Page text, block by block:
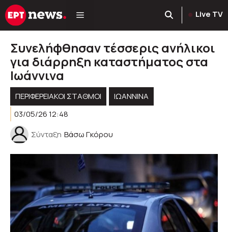
Μετάβαση
σε
Live TV
Συνελήφθησαν τέσσερις ανήλικοι
για διάρρηξη καταστήματος στα
Ιωάννινα
ΠΕΡΙΦΕΡΕΙΑΚΟΊ ΣΤΑΘΜΟΊ
ΙΩΑΝΝΙΝΑ
03/05/26 12:48
Σύνταξη Βάσω Γκόρου